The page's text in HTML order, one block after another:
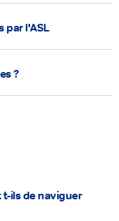
par l'ASL
?
ils de naviguer